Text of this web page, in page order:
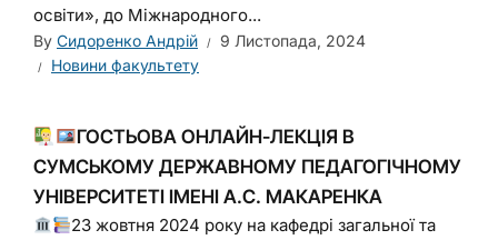
освіти», до Міжнародного...
By Сидоренко Андрій
9 Листопада, 2024
Новини факультету
ГОСТЬОВА ОНЛАЙН-ЛЕКЦІЯ В
СУМСЬКОМУ ДЕРЖАВНОМУ ПЕДАГОГІЧНОМУ
УНІВЕРСИТЕТІ ІМЕНІ А.С. МАКАРЕНКА
23 жовтня 2024 року на кафедрі загальної та